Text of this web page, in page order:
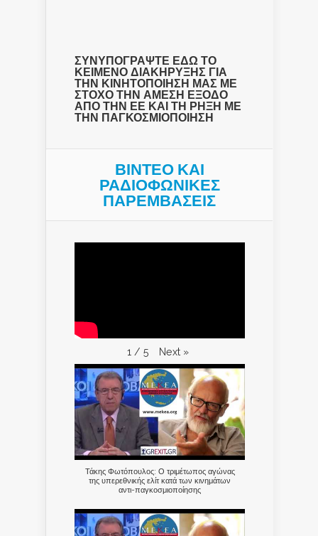
ΣΥΝΥΠΟΓΡΑΨΤΕ ΕΔΩ ΤΟ
ΚΕΙΜΕΝΟ ΔΙΑΚΗΡΥΞΗΣ ΓΙΑ
ΤΗΝ ΚΙΝΗΤΟΠΟΙΗΣΗ ΜΑΣ ΜΕ
ΣΤΟΧΟ ΤΗΝ ΑΜΕΣΗ ΕΞΟΔΟ
ΑΠΟ ΤΗΝ ΕΕ ΚΑΙ ΤΗ ΡΗΞΗ ΜΕ
ΤΗΝ ΠΑΓΚΟΣΜΙΟΠΟΙΗΣΗ
ΒΙΝΤΕΟ ΚΑΙ
ΡΑΔΙΟΦΩΝΙΚΕΣ
ΠΑΡΕΜΒΑΣΕΙΣ
1 / 5 Next »
Τάκης Φωτόπουλος: Ο τριμέτωπος αγώνας
της υπερεθνικής ελίτ κατά των κινημάτων
αντι-παγκοσμιοποίησης